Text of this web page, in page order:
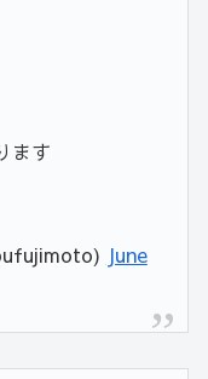
ます
June